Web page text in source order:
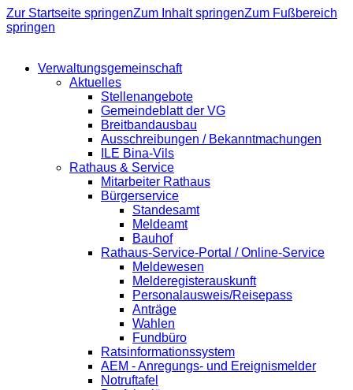
Zur Startseite springenZum Inhalt springenZum Fußbereich
springen
Verwaltungsgemeinschaft
Aktuelles
Stellenangebote
Gemeindeblatt der VG
Breitbandausbau
Ausschreibungen / Bekanntmachungen
ILE Bina-Vils
Rathaus & Service
Mitarbeiter Rathaus
Bürgerservice
Standesamt
Meldeamt
Bauhof
Rathaus-Service-Portal / Online-Service
Meldewesen
Melderegisterauskunft
Personalausweis/Reisepass
Anträge
Wahlen
Fundbüro
Ratsinformationssystem
AEM - Anregungs- und Ereignismelder
Notruftafel